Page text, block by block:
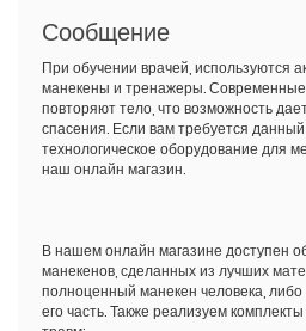
Сообщение
При обучении врачей, используются
манекены и тренажеры.
повторяют тело, что возможность
спасения. Если вам требуется
технологическое оборудование для
наш онлайн магазин.
В нашем онлайн магазине доступен
манекенов, сделанных из лучших
полноценный манекен человека,
его часть. Также реализуем